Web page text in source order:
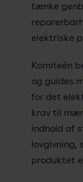
tænke
elektriske
Komiteén
og guides
for det
krav til
indhold af
lovgivning,
produktet